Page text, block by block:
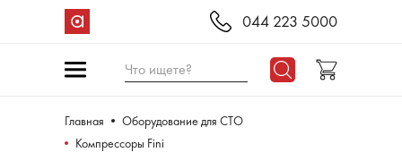
044 223 5000
Что ищете?
Главная
Оборудование для СТО
Компрессоры Fini